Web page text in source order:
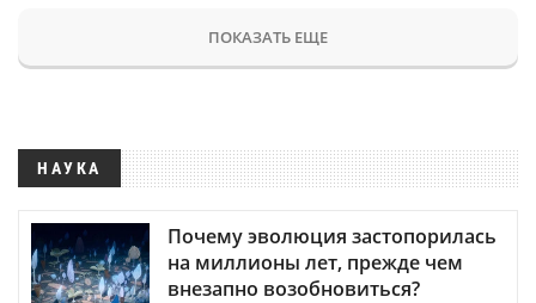
ПОКАЗАТЬ ЕЩЕ
НАУКА
Почему эволюция застопорилась
на миллионы лет, прежде чем
внезапно возобновиться?